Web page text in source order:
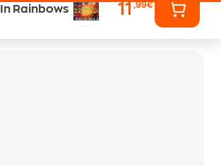
In Rainbows 11,99€